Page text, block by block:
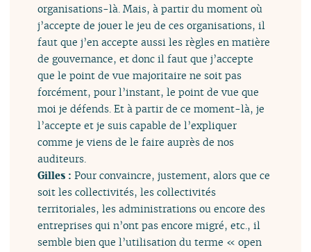
organisations-là. Mais, à partir du moment où
j’accepte de jouer le jeu de ces organisations, il
faut que j’en accepte aussi les règles en matière
de gouvernance, et donc il faut que j’accepte
que le point de vue majoritaire ne soit pas
forcément, pour l’instant, le point de vue que
moi je défends. Et à partir de ce moment-là, je
l’accepte et je suis capable de l’expliquer
comme je viens de le faire auprès de nos
auditeurs.
Gilles : Pour convaincre, justement, alors que ce
soit les collectivités, les collectivités
territoriales, les administrations ou encore des
entreprises qui n’ont pas encore migré, etc., il
semble bien que l’utilisation du terme « open